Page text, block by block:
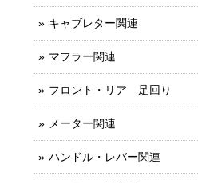
キャブレター関連
マフラー関連
フロント・リア 足回り
メーター関連
ハンドル・レバー関連